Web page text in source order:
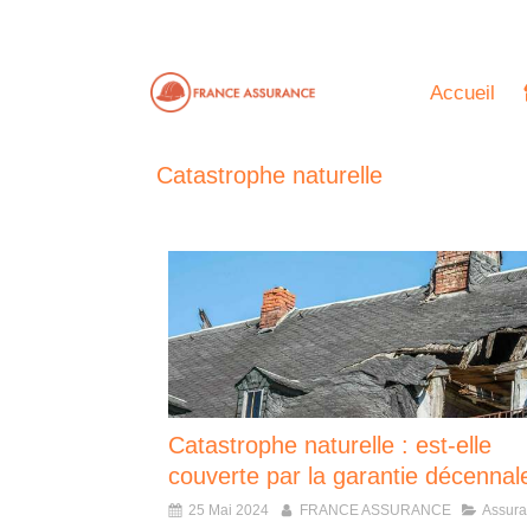
Accueil
Catastrophe naturelle
Catastrophe naturelle : est-elle
couverte par la garantie
25 Mai 2024 FRANCE ASSURANCE